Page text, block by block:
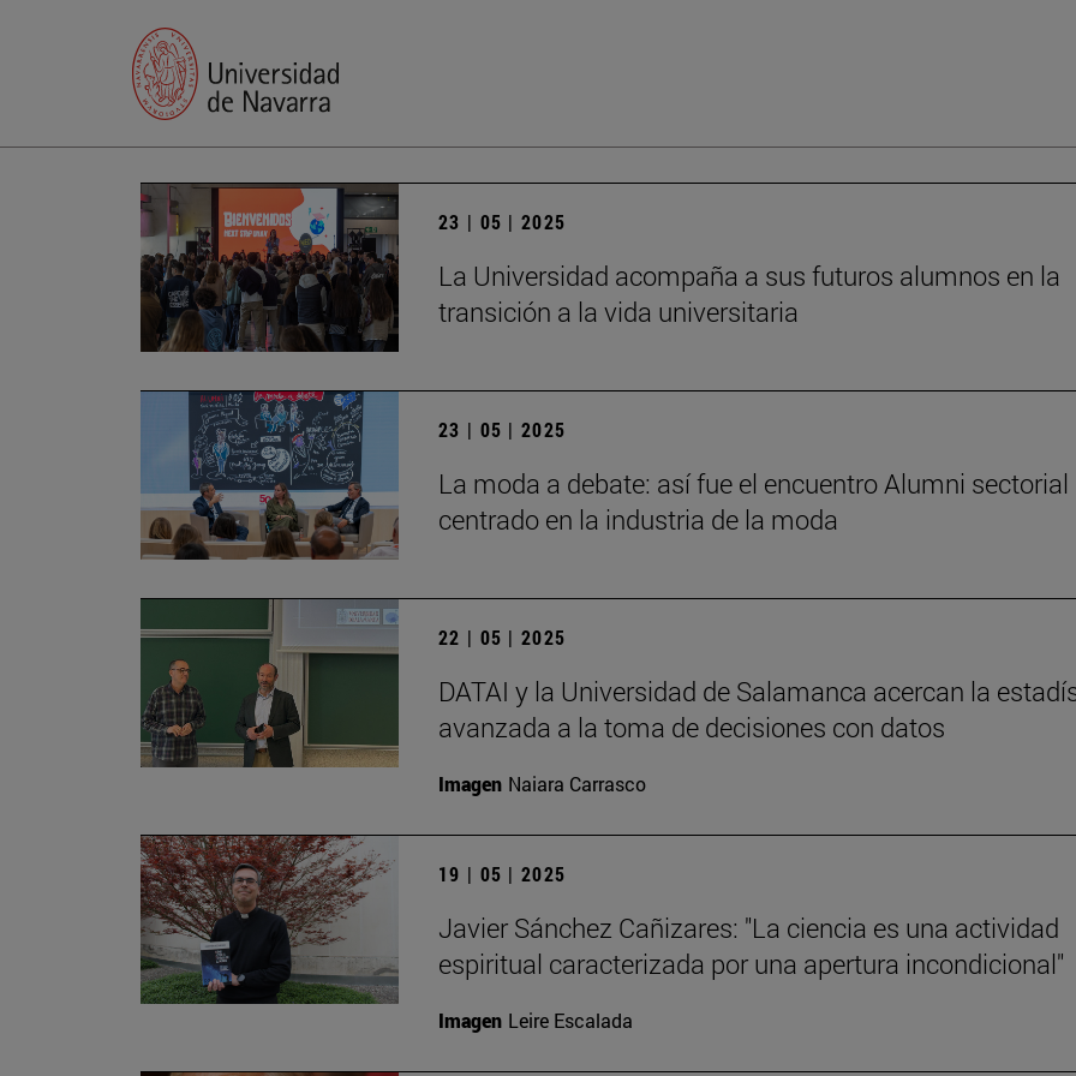
23 | 05 | 2025
La Universidad acompaña a sus futuros alumnos en la
transición a la vida universitaria
23 | 05 | 2025
La moda a debate: así fue el encuentro Alumni sectorial
centrado en la industria de la moda
22 | 05 | 2025
DATAI y la Universidad de Salamanca acercan la
avanzada a la toma de decisiones con datos
Imagen Naiara Carrasco
19 | 05 | 2025
Javier Sánchez Cañizares: "La ciencia es una actividad
espiritual caracterizada por una apertura incondicional"
Imagen Leire Escalada